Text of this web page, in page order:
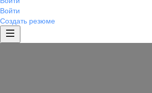
Войти
Создать резюме